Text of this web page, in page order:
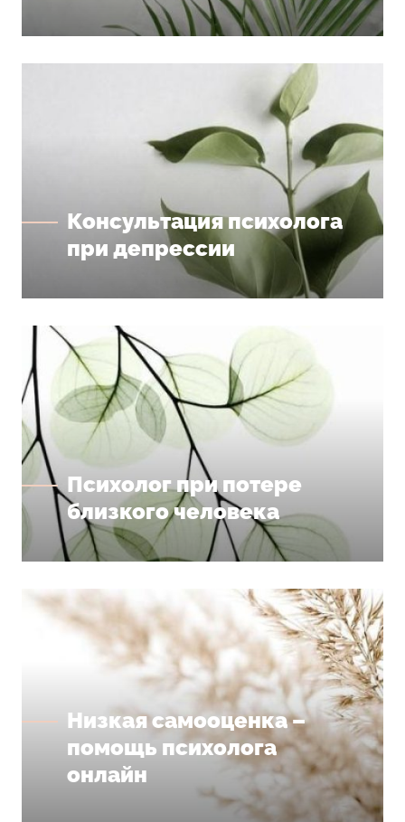
Консультация психолога
при депрессии
Психолог при потере
близкого человека
Низкая самооценка –
помощь психолога
онлайн